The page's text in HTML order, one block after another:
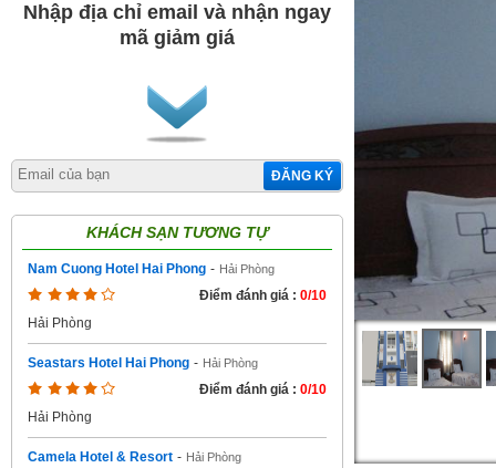
Nhập địa chỉ email và nhận ngay
mã giảm giá
ĐĂNG KÝ
KHÁCH SẠN TƯƠNG TỰ
Nam Cuong Hotel Hai Phong - Hải Phòng
Điểm đánh giá : 0/10
Hải Phòng
Seastars Hotel Hai Phong - Hải Phòng
Điểm đánh giá : 0/10
Hải Phòng
Camela Hotel & Resort - Hải Phòng